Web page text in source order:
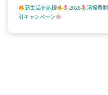
新生活を応援 2026
清掃費割
引キャンペーン